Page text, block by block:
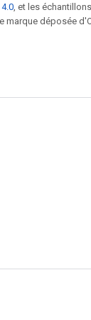
, et les
marque déposée